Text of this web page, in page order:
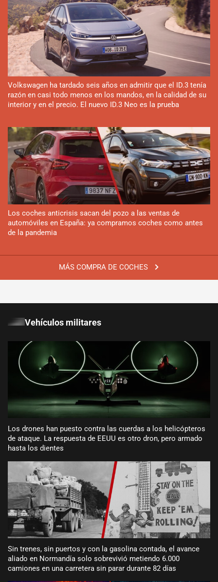
MÁS COMPRA DE COCHES
Volkswagen ha tardado seis años en admitir que el ID.3 tenía
razón en casi todo menos en los mandos, en la calidad de su
interior y en el precio. El nuevo ID.3 Neo es la prueba
Los coches anticrisis sacan del pozo a las ventas de
automóviles en España: ya compramos coches como antes
de la pandemia
Vehículos militares
Los drones han puesto contra las cuerdas a los helicópteros
de ataque. La respuesta de EEUU es otro dron, pero armado
hasta los dientes
Sin trenes, sin puertos y con la gasolina contada, el avance
aliado en Normandía solo sobrevivió metiendo 6.000
camiones en una carretera sin parar durante 82 días